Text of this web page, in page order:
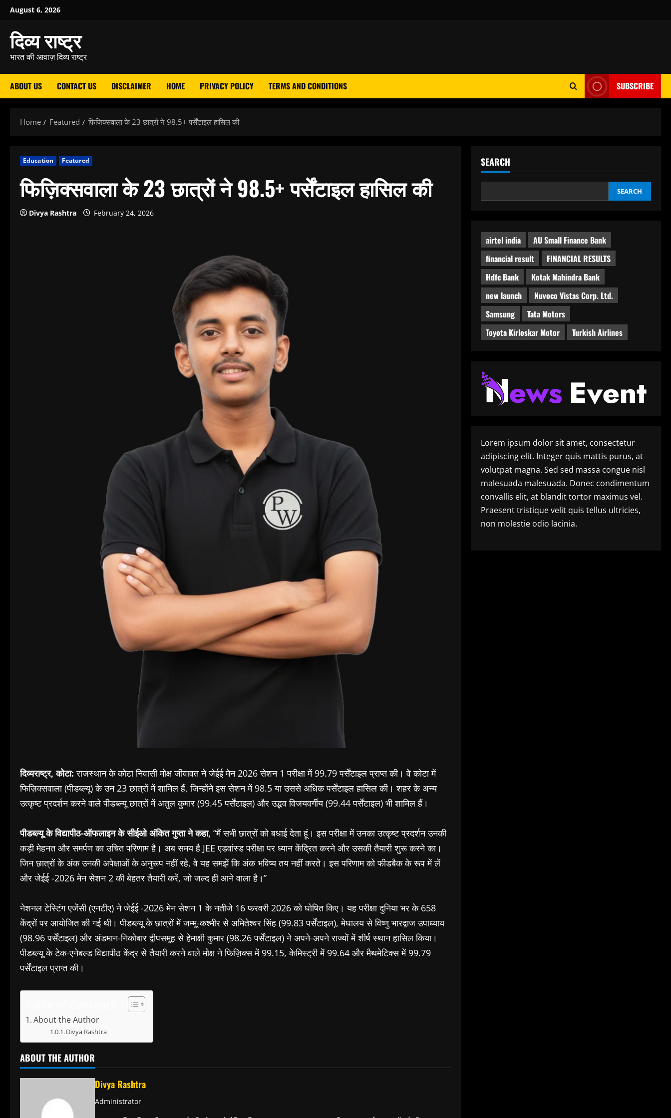
Skip
content
August 6, 2026
दिव्य राष्ट्र
भारत की आवाज़ दिव्य राष्ट्र
ABOUT US CONTACT US DISCLAIMER HOME PRIVACY POLICY TERMS AND CONDITIONS SUBSCRIBE
Home Featured फिज़िक्सवाला के 23 छात्रों ने 98.5+ पर्सेंटाइल हासिल की
Education Featured
फिज़िक्सवाला के 23 छात्रों ने 98.5+ पर्सेंटाइल हासिल की
Divya Rashtra February 24, 2026
दिव्यराष्ट्र, कोटा: राजस्थान के कोटा निवासी मोक्ष जीवावत ने जेईई मेन 2026 सेशन 1 परीक्षा में 99.79 पर्सेंटाइल प्राप्त की। वे कोटा में
फिज़िक्सवाला (पीडब्ल्यू) के उन 23 छात्रों में शामिल हैं, जिन्होंने इस सेशन में 98.5 या उससे अधिक पर्सेंटाइल हासिल की। शहर के अन्य
उत्कृष्ट प्रदर्शन करने वाले पीडब्ल्यू छात्रों में अतुल कुमार (99.45 पर्सेंटाइल) और उद्भव विजयवर्गीय (99.44 पर्सेंटाइल) भी शामिल हैं।
पीडब्ल्यू के विद्यापीठ-ऑफलाइन के सीईओ अंकित गुप्ता ने कहा, “मैं सभी छात्रों को बधाई देता हूं। इस परीक्षा में उनका उत्कृष्ट प्रदर्शन उनकी
कड़ी मेहनत और समर्पण का उचित परिणाम है। अब समय है JEE एडवांस्ड परीक्षा पर ध्यान केंद्रित करने और उसकी तैयारी शुरू करने का।
जिन छात्रों के अंक उनकी अपेक्षाओं के अनुरूप नहीं रहे, वे यह समझें कि अंक भविष्य तय नहीं करते। इस परिणाम को फीडबैक के रूप में लें
और जेईई -2026 मेन सेशन 2 की बेहतर तैयारी करें, जो जल्द ही आने वाला है।”
नेशनल टेस्टिंग एजेंसी (एनटीए) ने जेईई -2026 मेन सेशन 1 के नतीजे 16 फरवरी 2026 को घोषित किए। यह परीक्षा दुनिया भर के 658
केंद्रों पर आयोजित की गई थी। पीडब्ल्यू के छात्रों में जम्मू-कश्मीर से अमितेश्वर सिंह (99.83 पर्सेंटाइल), मेघालय से विष्णु भारद्वाज उपाध्याय
(98.96 पर्सेंटाइल) और अंडमान-निकोबार द्वीपसमूह से हेमाक्षी कुमार (98.26 पर्सेंटाइल) ने अपने-अपने राज्यों में शीर्ष स्थान हासिल किया।
पीडब्ल्यू के टेक-एनेबल्ड विद्यापीठ केंद्र से तैयारी करने वाले मोक्ष ने फिज़िक्स में 99.15, केमिस्ट्री में 99.64 और मैथमेटिक्स में 99.79
पर्सेंटाइल प्राप्त की।
About the Author
Divya Rashtra
ABOUT THE AUTHOR
Divya Rashtra
Administrator
SEARCH
SEARCH
airtel india
AU Small Finance Bank
financial result
FINANCIAL RESULTS
Hdfc Bank
Kotak Mahindra Bank
new launch
Nuvoco Vistas Corp. Ltd.
Samsung
Tata Motors
Toyota Kirloskar Motor
Turkish Airlines
Lorem ipsum dolor sit amet, consectetur
adipiscing elit. Integer quis mattis purus, at
volutpat magna. Sed sed massa congue nisl
malesuada malesuada. Donec condimentum
convallis elit, at blandit tortor maximus vel.
Praesent tristique velit quis tellus ultricies,
non molestie odio lacinia.